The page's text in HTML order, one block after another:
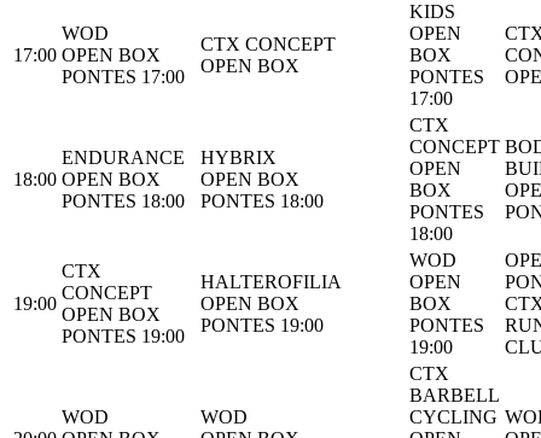
17:00
WOD
OPEN BOX
PONTES 17:00
CTX CONCEPT
OPEN BOX
KIDS
OPEN
BOX
PONTES
17:00
18:00
ENDURANCE
OPEN BOX
PONTES 18:00
HYBRIX
OPEN BOX
PONTES 18:00
CTX
CONCEPT
OPEN
BOX
PONTES
18:00
19:00
CTX
CONCEPT
OPEN BOX
PONTES 19:00
HALTEROFILIA
OPEN BOX
PONTES 19:00
WOD
OPEN
BOX
PONTES
19:00
WOD
WOD
CTX
BARBELL
CYCLING